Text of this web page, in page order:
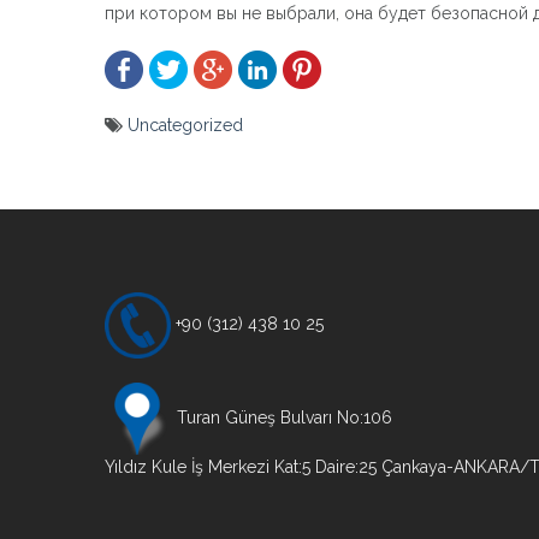
при котором вы не выбрали, она будет безопасной
Uncategorized
+90 (312) 438 10 25
Turan Güneş Bulvarı No:106
Yıldız Kule İş Merkezi Kat:5 Daire:25 Çankaya-ANKARA/